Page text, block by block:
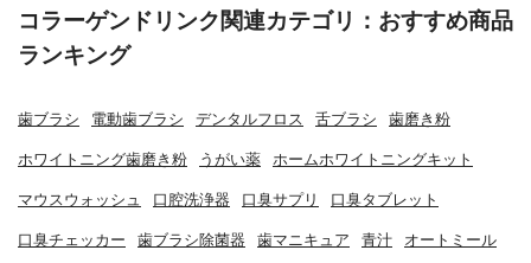
コラーゲンドリンク関連カテゴリ：おすすめ商品
ランキング
歯ブラシ 電動歯ブラシ デンタルフロス 舌ブラシ 歯磨き粉
ホワイトニング歯磨き粉 うがい薬 ホームホワイトニングキット
マウスウォッシュ 口腔洗浄器 口臭サプリ 口臭タブレット
口臭チェッカー 歯ブラシ除菌器 歯マニキュア 青汁 オートミール